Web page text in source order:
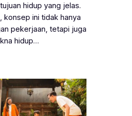
hidup yang jelas.
konsep ini tidak hanya
pekerjaan, tetapi juga
hidup…